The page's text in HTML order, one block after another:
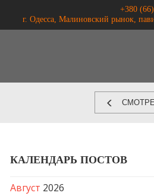
+380
г. Одесса, Малиновский рынок,
КАЛЕНДАРЬ ПОСТОВ
Август 2026